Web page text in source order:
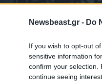
Newsbeast.gr - Do
If you wish to opt-out
sensitive information
confirm your selection.
continue seeing